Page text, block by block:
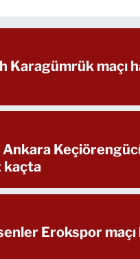
Karagümrük maçı
kaçta
Erokspor